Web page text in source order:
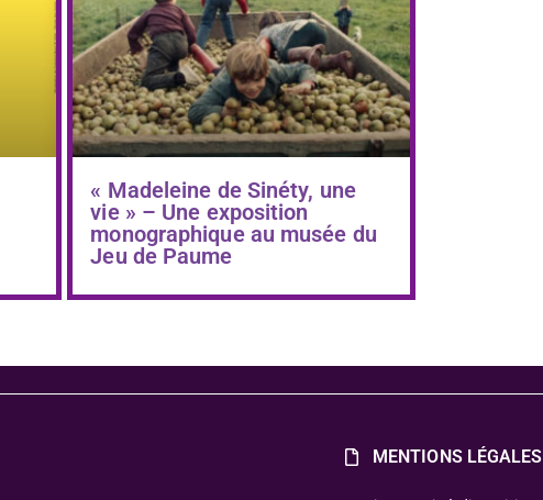
« Madeleine de Sinéty, une
vie » – Une exposition
monographique au musée du
Jeu de Paume
MENTIONS LÉGALES